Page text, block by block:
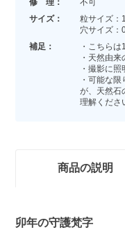
修 理：
不可
サイズ：
粒サイズ：
穴サイズ：
補足：
・こちらは
・天然由
・撮影に照
・可能な
が、天然石
理解くださ
商品の説明
卯年の守護梵字